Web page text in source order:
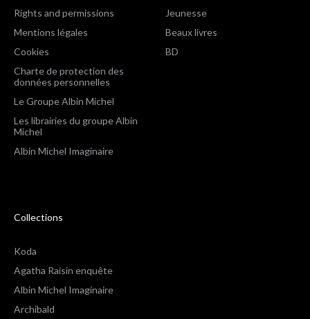
Rights and permissions
Mentions légales
Cookies
Charte de protection des
données personnelles
Le Groupe Albin Michel
Les librairies du groupe Albin
Michel
Albin Michel Imaginaire
Jeunesse
Beaux livres
BD
Collections
Koda
Agatha Raisin enquête
Albin Michel Imaginaire
Archibald